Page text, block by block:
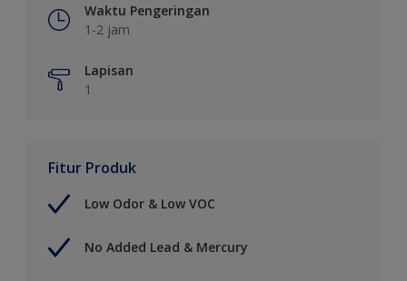
Waktu Pengeringan
1-2 jam
Lapisan
1
Fitur Produk
Low Odor & Low VOC
No Added Lead & Mercury